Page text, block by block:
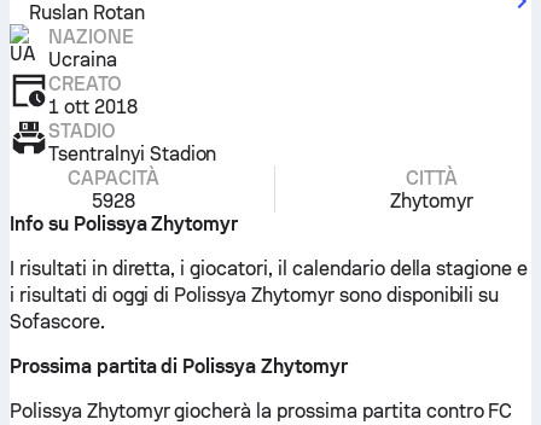
Ruslan Rotan
NAZIONE
Ucraina
CREATO
1 ott 2018
STADIO
Tsentralnyi Stadion
CAPACITÀ
5928
CITTÀ
Zhytomyr
Info su Polissya Zhytomyr
I risultati in diretta, i giocatori, il calendario della stagione e
i risultati di oggi di Polissya Zhytomyr sono disponibili su
Sofascore.
Prossima partita di Polissya Zhytomyr
Polissya Zhytomyr giocherà la prossima partita contro FC